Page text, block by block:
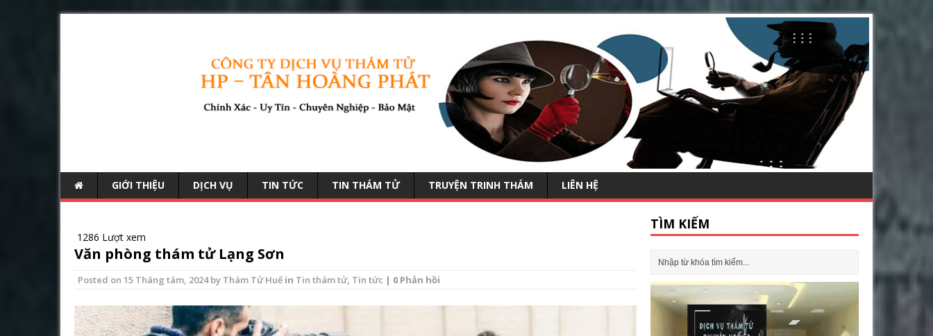
GIỚI THIỆU DỊCH VỤ TIN TỨC TIN THÁM TỬ TRUYỆN TRINH THÁM LIÊN HỆ
1286 Lượt xem
Văn phòng thám tử Lạng Sơn
Posted on 15 Tháng tám, 2024by Thám Tử Huếin Tin thám tử, Tin tức | 0 Phản hồi
TÌM KIẾM